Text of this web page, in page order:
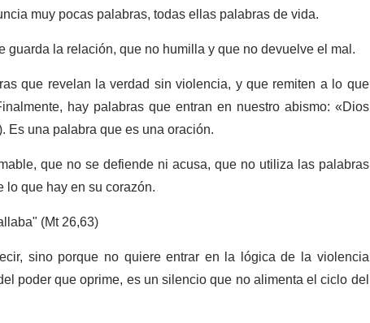
muy pocas palabras, todas ellas palabras de vida.
la relación, que no humilla y que no devuelve el mal.
que revelan la verdad sin violencia, y que remiten a lo que
hay palabras que entran en nuestro abismo: «Dios
una palabra que es una oración.
que no se defiende ni acusa, que no utiliza las palabras
que hay en su corazón.
(Mt 26,63)
sino porque no quiere entrar en la lógica de la violencia
poder que oprime, es un silencio que no alimenta el ciclo del